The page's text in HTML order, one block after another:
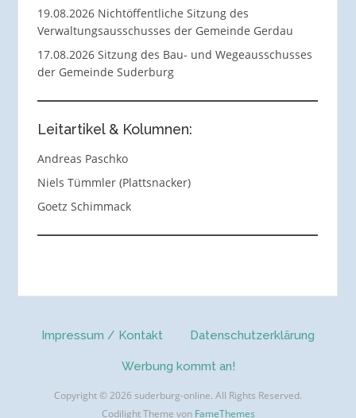
19.08.2026 Nichtöffentliche Sitzung des
Verwaltungsausschusses der Gemeinde Gerdau
17.08.2026 Sitzung des Bau- und Wegeausschusses
der Gemeinde Suderburg
Leitartikel & Kolumnen:
Andreas Paschko
Niels Tümmler (Plattsnacker)
Goetz Schimmack
Impressum / Kontakt Datenschutzerklärung
Werbung kommt an!
Copyright © 2026 suderburg-online. All Rights Reserved.
Codilight Theme von FameThemes